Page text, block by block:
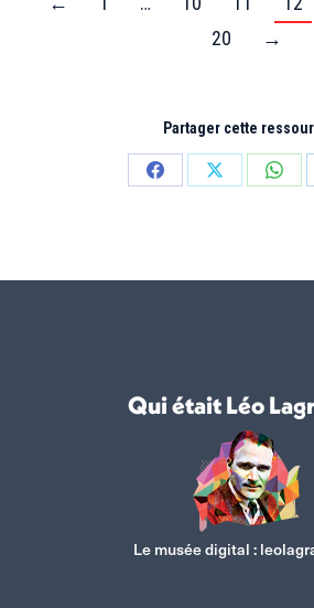
20
→
Partager cette
PartagerPartager
Qui était Léo
Le musée digital :